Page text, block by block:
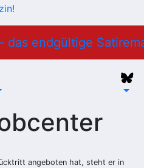
angeboten hat, steht er in